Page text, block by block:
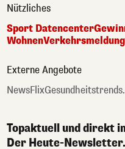
Nützliches
Sport Datencenter
Wohnen
Externe Angebote
NewsFlix
Topaktuell und direkt
Der Heute-Newsletter.